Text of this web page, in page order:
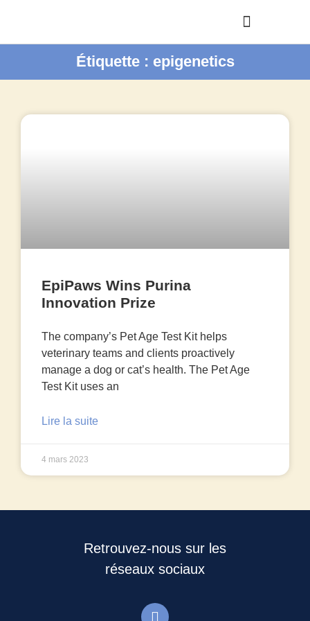
Étiquette : epigenetics
EpiPaws Wins Purina
Innovation Prize
The company’s Pet Age Test Kit helps
veterinary teams and clients proactively
manage a dog or cat’s health. The Pet Age
Test Kit uses an
Lire la suite
4 mars 2023
Retrouvez-nous sur les
réseaux sociaux